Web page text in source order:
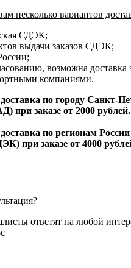
несколько вариантов
СДЭК;
выдачи заказов СДЭК;
возможна доставка
компаниями.
по городу Санкт-
при заказе от 2000 рублей.
по регионам
при заказе от 4000
ответят на любой